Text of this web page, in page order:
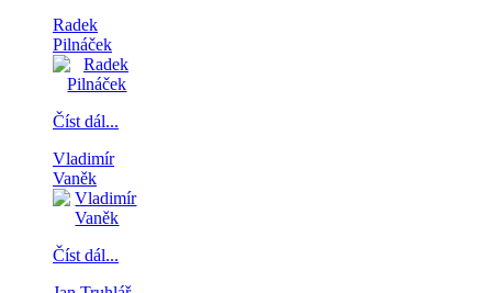
Radek
Pilnáček
Číst dál...
Vladimír
Vaněk
Číst dál...